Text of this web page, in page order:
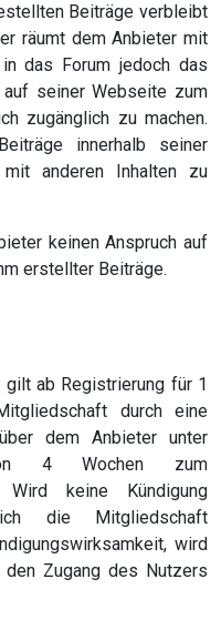
Beiträge verbleibt
räumt dem Anbieter mit
das Forum jedoch das
seiner Webseite zum
zugänglich zu machen.
innerhalb seiner
anderen Inhalten zu
keinen Anspruch auf
erstellter Beiträge.
ab Registrierung für 1
durch eine
dem Anbieter unter
4 Wochen zum
Wird keine Kündigung
die Mitgliedschaft
wird
den Zugang des Nutzers